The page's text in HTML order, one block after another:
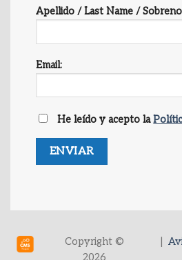
Apellido / Last Name /
Email:
He leído y acepto la
Copyright ©
2026
|